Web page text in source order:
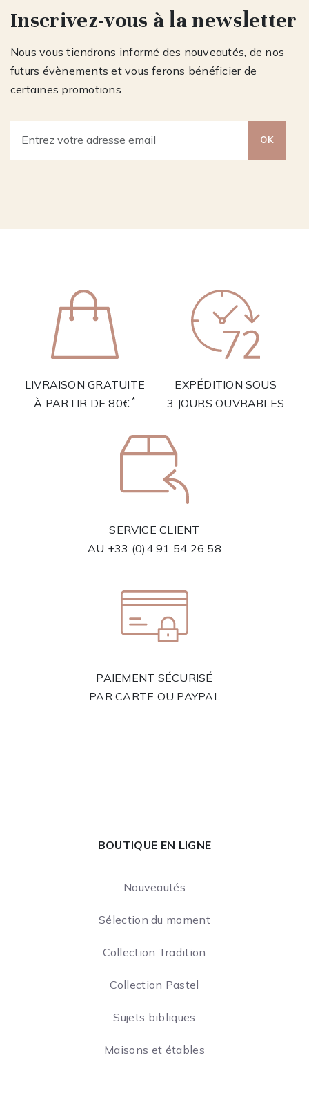
Inscrivez-vous à la newsletter
Nous vous tiendrons informé des nouveautés, de nos
futurs évènements et vous ferons bénéficier de
certaines promotions
OK
LIVRAISON GRATUITE
À PARTIR DE 80€*
EXPÉDITION SOUS
3 JOURS OUVRABLES
SERVICE CLIENT
AU +33 (0)4 91 54 26 58
PAIEMENT SÉCURISÉ
PAR CARTE OU PAYPAL
BOUTIQUE EN LIGNE
Nouveautés
Sélection du moment
Collection Tradition
Collection Pastel
Sujets bibliques
Maisons et étables